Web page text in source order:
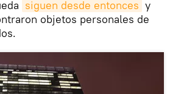
siguen desde entonces y
objetos personales de